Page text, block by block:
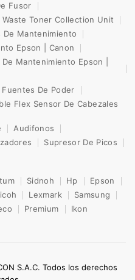
Fusor
Toner Collection Unit
De Mantenimiento
Epson | Canon
Mantenimiento Epson |
Fuentes De Poder
Flex Sensor De Cabezales
Audifonos
Supresor De Picos
Sidnoh Hp
Epson
Lexmark
Samsung
Premium Ikon
S.A.C. Todos los derechos